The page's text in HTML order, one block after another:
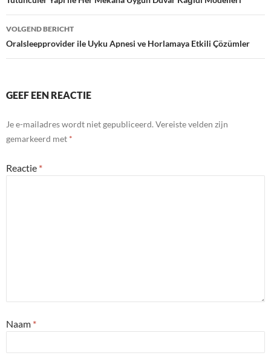
VOLGEND BERICHT
Oralsleepprovider ile Uyku Apnesi ve Horlamaya Etkili Çözümler
GEEF EEN REACTIE
Je e-mailadres wordt niet gepubliceerd. Vereiste velden zijn
gemarkeerd met *
Reactie *
Naam *